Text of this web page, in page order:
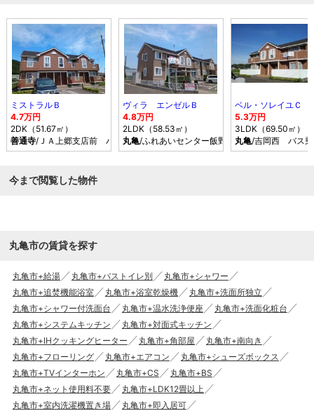
ミストラルＢ
4.7万円
2DK（51.67㎡）
善通寺/ＪＡ上郷支店前 バス乗車時間25分 停歩2分
ヴィラ エンゼルＢ
4.8万円
2LDK（58.53㎡）
丸亀/ふれあいセンター飯野 バス乗車時間27分
ベル・ソレイユＣ
5.3万円
3LDK（69.50㎡）
丸亀/吉岡西 バス
今まで閲覧した物件
丸亀市の賃貸を探す
丸亀市+給湯 丸亀市+バストイレ別
丸亀市+シャワー
丸亀市+追焚機能浴室
丸亀市+浴室乾燥機
丸亀市+洗面所独立
丸亀市+シャワー付洗面台
丸亀市+温水洗浄便座
丸亀市+洗面化粧台
丸亀市+システムキッチン
丸亀市+対面式キッチン
丸亀市+IHクッキングヒーター
丸亀市+角部屋
丸亀市+南向き
丸亀市+フローリング
丸亀市+エアコン
丸亀市+シューズボックス
丸亀市+TVインターホン
丸亀市+CS
丸亀市+BS
丸亀市+ネット使用料不要
丸亀市+LDK12畳以上
丸亀市+室内洗濯機置き場
丸亀市+即入居可